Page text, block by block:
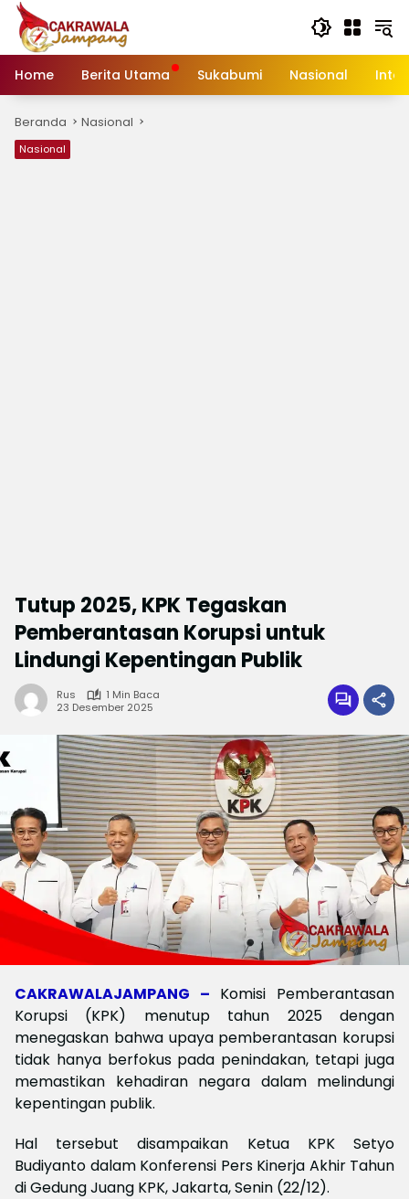
Langsung
konten
Home
Berita Utama Sukabumi Nasional
Beranda Nasional
Nasional
Tutup 2025, KPK Tegaskan
Pemberantasan Korupsi untuk
Lindungi Kepentingan Publik
Rus
1 Min Baca
23 Desember 2025
CAKRAWALAJAMPANG – Komisi Pemberantasan
Korupsi (KPK) menutup tahun 2025 dengan
menegaskan bahwa upaya pemberantasan korupsi
tidak hanya berfokus pada penindakan, tetapi juga
memastikan kehadiran negara dalam melindungi
kepentingan publik.
Hal tersebut disampaikan Ketua KPK Setyo
Budiyanto dalam Konferensi Pers Kinerja Akhir Tahun
di Gedung Juang KPK, Jakarta, Senin (22/12).